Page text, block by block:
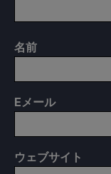
名前
Eメール
ウェブサイト